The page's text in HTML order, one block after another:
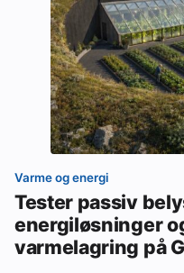
Varme og energi
Tester passiv
energiløsninger
varmelagring på